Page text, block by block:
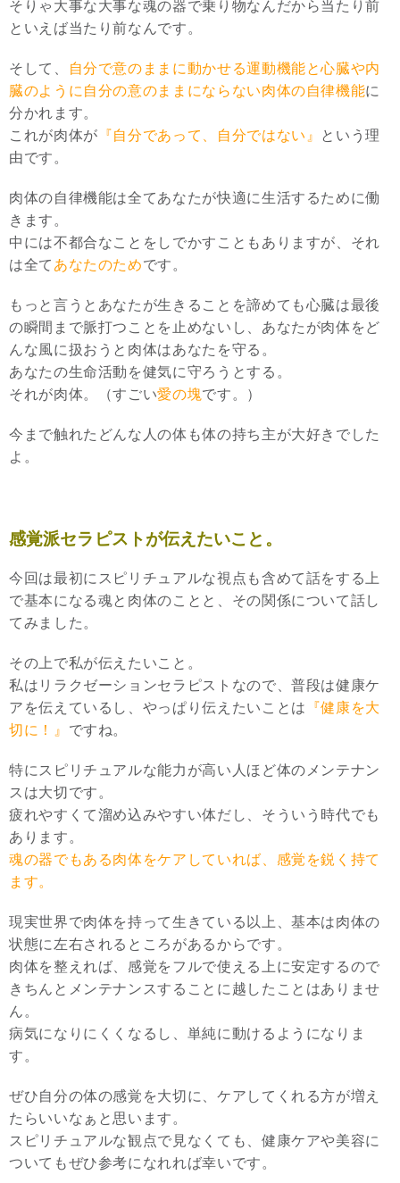
そりゃ大事な大事な魂の器で乗り物なんだから当たり前
といえば当たり前なんです。
そして、
自分で意のままに動かせる運動機能と心臓や内
臓のように自分の意のままにならない肉体の自律機能に
分かれます。
これが肉体が 『自分であって、自分ではない』 という理
由です。
肉体の自律機能は全てあなたが快適に生活するために働
きます。
中には不都合なことをしでかすこともありますが、それ
は全て あなたのためです。
もっと言うとあなたが生きることを諦めても心臓は最後
の瞬間まで脈打つことを止めないし、あなたが肉体をど
んな風に扱おうと肉体はあなたを守る。
あなたの生命活動を健気に守ろうとする。
それが肉体。（すごい愛の塊です。）
今まで触れたどんな人の体も体の持ち主が大好きでした
よ。
感覚派セラピストが伝えたいこと。
今回は最初にスピリチュアルな視点も含めて話をする上
で基本になる魂と肉体のことと、その関係について話し
てみました。
その上で私が伝えたいこと。
私はリラクゼーションセラピストなので、普段は健康ケ
アを伝えているし、やっぱり伝えたいことは 『健康を大
切に！』 ですね。
特にスピリチュアルな能力が高い人ほど体のメンテナン
スは大切です。
疲れやすくて溜め込みやすい体だし、そういう時代でも
あります。
魂の器でもある肉体をケアしていれば、感覚を鋭く持て
ます。
現実世界で肉体を持って生きている以上、基本は肉体の
状態に左右されるところがあるからです。
肉体を整えれば、感覚をフルで使える上に安定するので
きちんとメンテナンスすることに越したことはありませ
ん。
病気になりにくくなるし、単純に動けるようになりま
す。
ぜひ自分の体の感覚を大切に、ケアしてくれる方が増え
たらいいなぁと思います。
スピリチュアルな観点で見なくても、健康ケアや美容に
ついてもぜひ参考になれれば幸いです。